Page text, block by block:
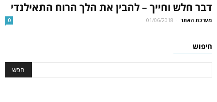
דבר חלש וחייך – להבין את הלך הרוח התאילנדי
מערכת האתר -
01/06/2018
0
חיפוש